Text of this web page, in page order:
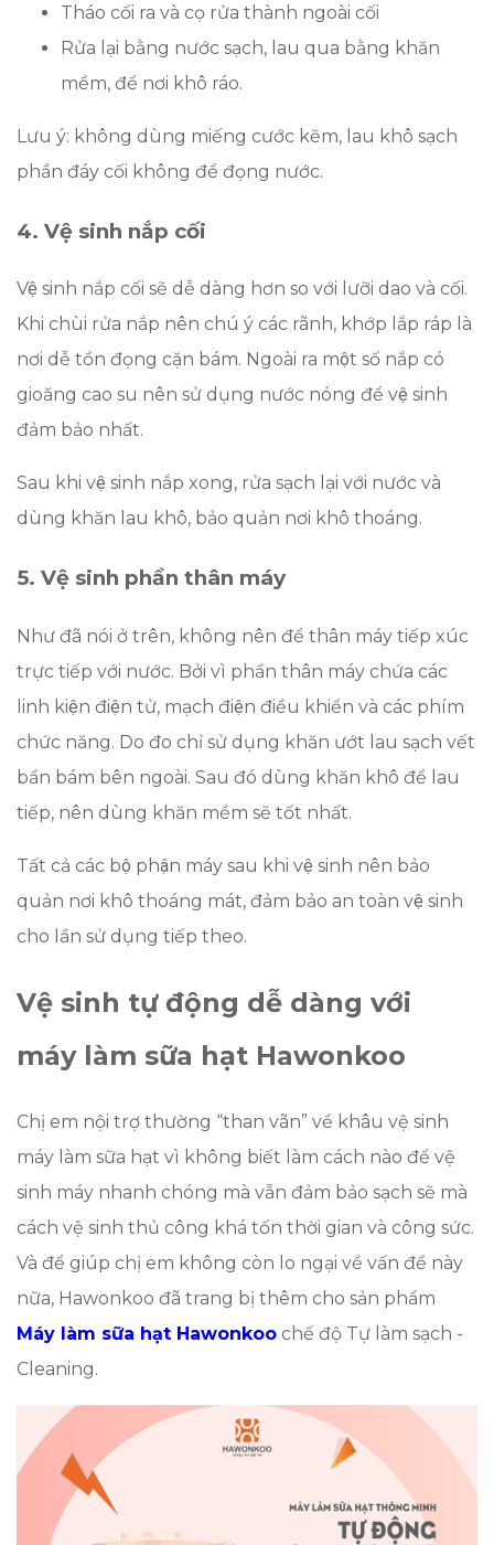
Tháo cối ra và cọ rửa thành ngoài cối
Rửa lại bằng nước sạch, lau qua bằng khăn
mềm, để nơi khô ráo.
Lưu ý: không dùng miếng cước kẽm, lau khô sạch
phần đáy cối không để đọng nước.
4. Vệ sinh nắp cối
Vệ sinh nắp cối sẽ dễ dàng hơn so với lưỡi dao và cối.
Khi chùi rửa nắp nên chú ý các rãnh, khớp lắp ráp là
nơi dễ tồn đọng cặn bám. Ngoài ra một số nắp có
gioăng cao su nên sử dụng nước nóng để vệ sinh
đảm bảo nhất.
Sau khi vệ sinh nắp xong, rửa sạch lại với nước và
dùng khăn lau khô, bảo quản nơi khô thoáng.
5. Vệ sinh phần thân máy
Như đã nói ở trên, không nên để thân máy tiếp xúc
trực tiếp với nước. Bởi vì phần thân máy chứa các
linh kiện điện tử, mạch điện điều khiển và các phím
chức năng. Do đo chỉ sử dụng khăn ướt lau sạch vết
bẩn bám bên ngoài. Sau đó dùng khăn khô để lau
tiếp, nên dùng khăn mềm sẽ tốt nhất.
Tất cả các bộ phận máy sau khi vệ sinh nên bảo
quản nơi khô thoáng mát, đảm bảo an toàn vệ sinh
cho lần sử dụng tiếp theo.
Vệ sinh tự động dễ dàng với
máy làm sữa hạt Hawonkoo
Chị em nội trợ thường “than vãn” về khâu vệ sinh
máy làm sữa hạt vì không biết làm cách nào để vệ
sinh máy nhanh chóng mà vẫn đảm bảo sạch sẽ mà
cách vệ sinh thủ công khá tốn thời gian và công sức.
Và để giúp chị em không còn lo ngại về vấn đề này
nữa, Hawonkoo đã trang bị thêm cho sản phẩm
Máy làm sữa hạt Hawonkoo chế độ Tự làm sạch -
Cleaning.